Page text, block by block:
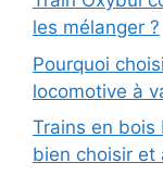
les mélanger ?
Pourquoi
locomotive à
Trains en bois
bien choisir et